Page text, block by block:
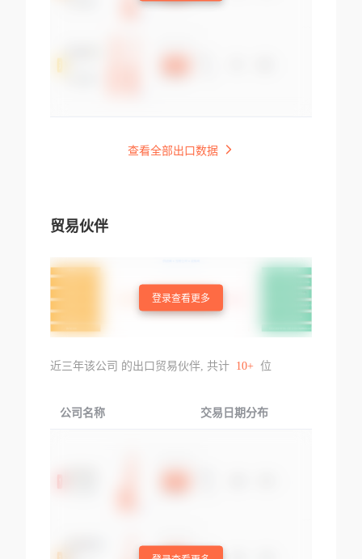
查看全部出口数据
贸易伙伴
登录查看更多
近三年该公司 的出口贸易伙伴, 共计 10+ 位
公司名称 交易日期分布